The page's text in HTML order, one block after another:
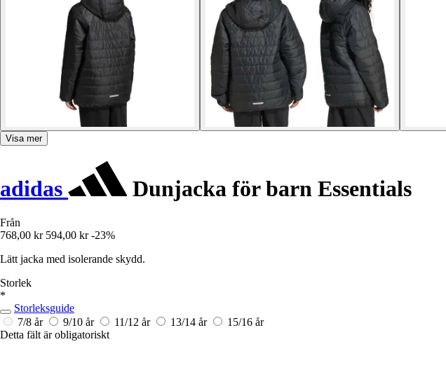
Visa mer
adidas Dunjacka för barn Essentials
Från
768,00 kr 594,00 kr -23%
Lätt jacka med isolerande skydd.
Storlek
*
Storleksguide
7/8 år
9/10 år 11/12 år 13/14 år
15/16 år
Detta fält är obligatoriskt